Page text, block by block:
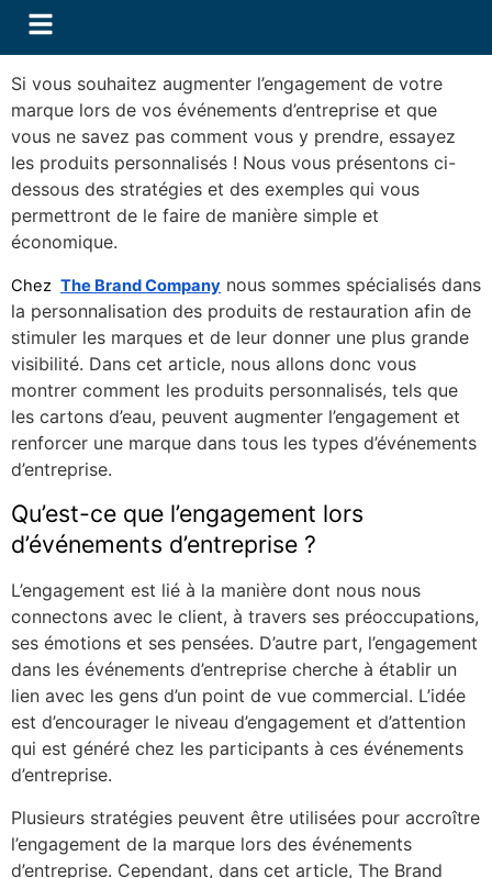
Si vous souhaitez augmenter l’engagement de votre
marque lors de vos événements d’entreprise et que
vous ne savez pas comment vous y prendre, essayez
les produits personnalisés ! Nous vous présentons ci-
dessous des stratégies et des exemples qui vous
permettront de le faire de manière simple et
économique.
Chez The Brand Company nous sommes spécialisés dans
la personnalisation des produits de restauration afin de
stimuler les marques et de leur donner une plus grande
visibilité. Dans cet article, nous allons donc vous
montrer comment les produits personnalisés, tels que
les cartons d’eau, peuvent augmenter l’engagement et
renforcer une marque dans tous les types d’événements
d’entreprise.
Qu’est-ce que l’engagement lors
d’événements d’entreprise ?
L’engagement est lié à la manière dont nous nous
connectons avec le client, à travers ses préoccupations,
ses émotions et ses pensées. D’autre part, l’engagement
dans les événements d’entreprise cherche à établir un
lien avec les gens d’un point de vue commercial. L’idée
est d’encourager le niveau d’engagement et d’attention
qui est généré chez les participants à ces événements
d’entreprise.
Plusieurs stratégies peuvent être utilisées pour accroître
l’engagement de la marque lors des événements
d’entreprise. Cependant, dans cet article, The Brand